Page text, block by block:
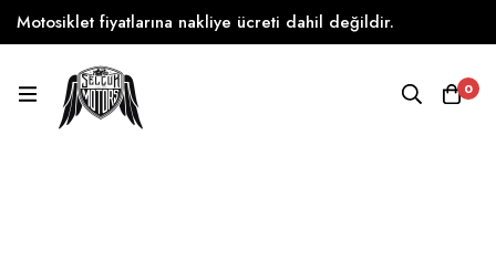
Motosiklet fiyatlarına nakliye ücreti dahil değildir.
0